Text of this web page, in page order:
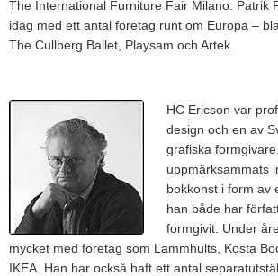
The International Furniture Fair Milano. Patrik
idag med ett antal företag runt om Europa –
The Cullberg Ballet, Playsam och Artek.
HC Ericson var
design och en av
grafiska
uppmärksammats
bokkonst i form av
han både har
formgivit. Under
mycket med företag som Lammhults, Kosta
IKEA. Han har också haft ett antal